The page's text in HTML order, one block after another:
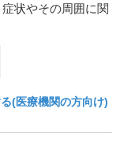
状やその周囲に関
(医療機関の方向け)